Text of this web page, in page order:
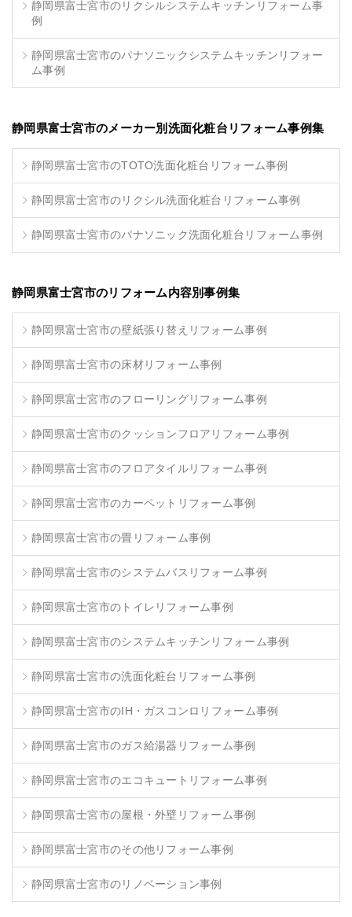
静岡県富士宮市のリクシルシステムキッチンリフォーム事
例
静岡県富士宮市のパナソニックシステムキッチンリフォー
ム事例
静岡県富士宮市のメーカー別洗面化粧台リフォーム事例集
静岡県富士宮市のTOTO洗面化粧台リフォーム事例
静岡県富士宮市のリクシル洗面化粧台リフォーム事例
静岡県富士宮市のパナソニック洗面化粧台リフォーム事例
静岡県富士宮市のリフォーム内容別事例集
静岡県富士宮市の壁紙張り替えリフォーム事例
静岡県富士宮市の床材リフォーム事例
静岡県富士宮市のフローリングリフォーム事例
静岡県富士宮市のクッションフロアリフォーム事例
静岡県富士宮市のフロアタイルリフォーム事例
静岡県富士宮市のカーペットリフォーム事例
静岡県富士宮市の畳リフォーム事例
静岡県富士宮市のシステムバスリフォーム事例
静岡県富士宮市のトイレリフォーム事例
静岡県富士宮市のシステムキッチンリフォーム事例
静岡県富士宮市の洗面化粧台リフォーム事例
静岡県富士宮市のIH・ガスコンロリフォーム事例
静岡県富士宮市のガス給湯器リフォーム事例
静岡県富士宮市のエコキュートリフォーム事例
静岡県富士宮市の屋根・外壁リフォーム事例
静岡県富士宮市のその他リフォーム事例
静岡県富士宮市のリノベーション事例